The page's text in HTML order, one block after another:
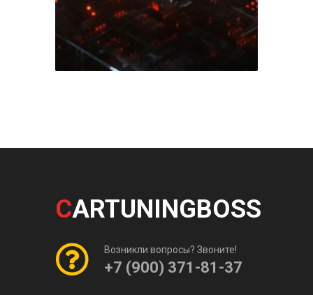
CARTUNINGBOSS
Возникли вопросы? Звоните!
+7 (900) 371-81-37